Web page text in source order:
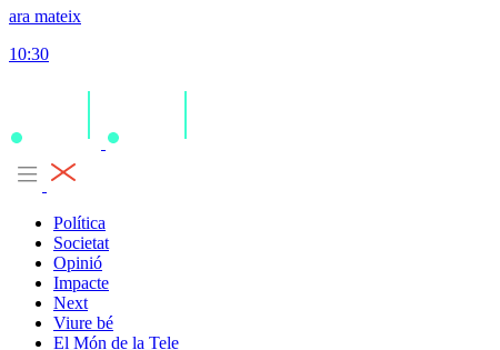
ara mateix
10:30
Política
Societat
Opinió
Impacte
Next
Viure bé
El Món de la Tele